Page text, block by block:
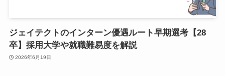
ジェイテクトのインターン優遇ルート早期選考【28
卒】採用大学や就職難易度を解説
2026年6月19日